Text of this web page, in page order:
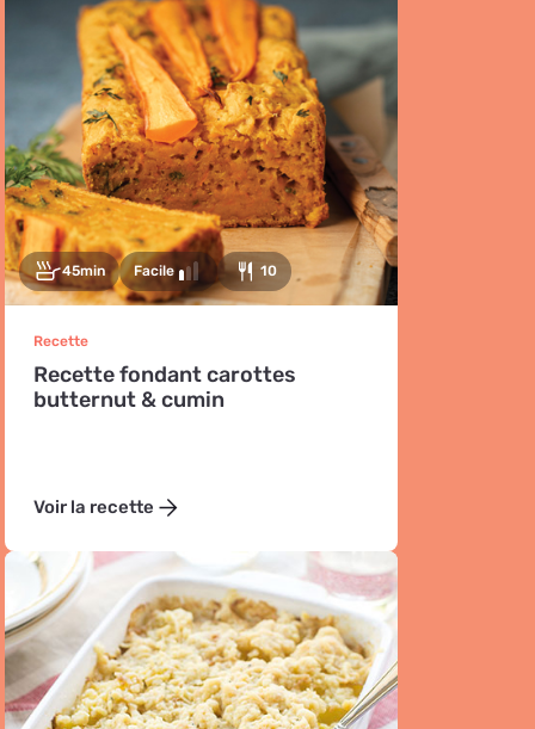
45min Facile 10
Recette
Recette fondant carottes
butternut & cumin
Voir la recette